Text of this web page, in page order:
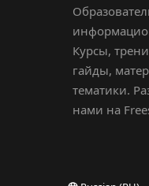
Курсы,
гайды,
тематики.
нами на